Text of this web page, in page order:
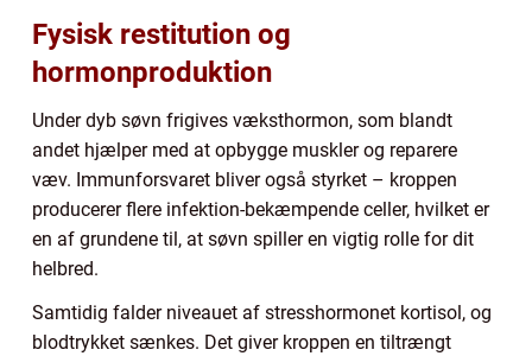
Fysisk restitution og
hormonproduktion
Under dyb søvn frigives væksthormon, som blandt
andet hjælper med at opbygge muskler og reparere
væv. Immunforsvaret bliver også styrket – kroppen
producerer flere infektion-bekæmpende celler, hvilket er
en af grundene til, at søvn spiller en vigtig rolle for dit
helbred.
Samtidig falder niveauet af stresshormonet kortisol, og
blodtrykket sænkes. Det giver kroppen en tiltrængt